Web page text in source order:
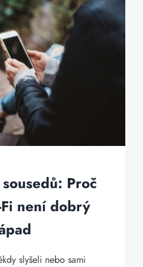
Proč
není dobrý
slyšeli nebo sami